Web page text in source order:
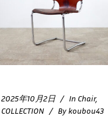
2025年10月2日 In Chair,
COLLECTION
Bykoubou43